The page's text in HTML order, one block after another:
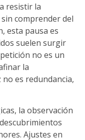
resistir la
comprender del
esta pausa es
suelen surgir
no es un
la
es redundancia,
la observación
Ajustes en